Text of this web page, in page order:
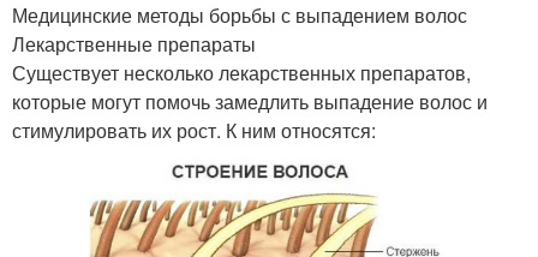
Медицинские методы борьбы с выпадением волос
Лекарственные препараты
Существует несколько лекарственных препаратов,
которые могут помочь замедлить выпадение волос и
стимулировать их рост. К ним относятся: